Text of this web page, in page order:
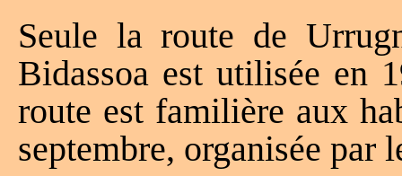
Seule la route de
Bidassoa est utilisée en
route est familière aux
septembre, organisée par